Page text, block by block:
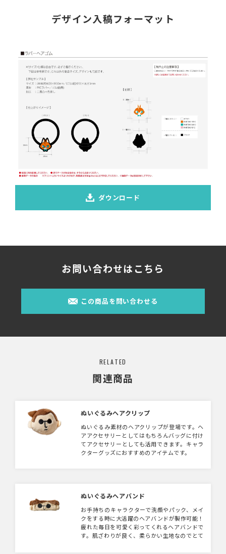
デザイン入稿フォーマット
ダウンロード
お問い合わせはこちら
この商品を問い合わせる
RELATED
関連商品
ぬいぐるみヘアクリップ
ぬいぐるみ素材のヘアクリップが登場です。ヘ
アアクセサリーとしてはもちろんバッグに付け
てアクセサリーとしても活用できます。キャラ
クターグッズにおすすめのアイテムです。
ぬいぐるみヘアバンド
お手持ちのキャラクターで洗顔やパック、メイ
クをする時に大活躍のヘアバンドが製作可能！
疲れた毎日を可愛く彩ってくれるヘアバンドで
す。肌ざわりが良く、柔らかい生地なのでとて